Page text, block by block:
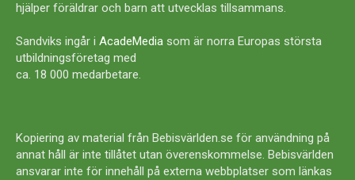
hjälper föräldrar och barn att utvecklas tillsammans.
Sandviks ingår i AcadeMedia som är norra Europas största
utbildningsföretag med
ca. 18 000 medarbetare.
Kopiering av material från Bebisvärlden.se för användning på
annat håll är inte tillåtet utan överenskommelse. Bebisvärlden
ansvarar inte för innehåll på externa webbplatser som länkas